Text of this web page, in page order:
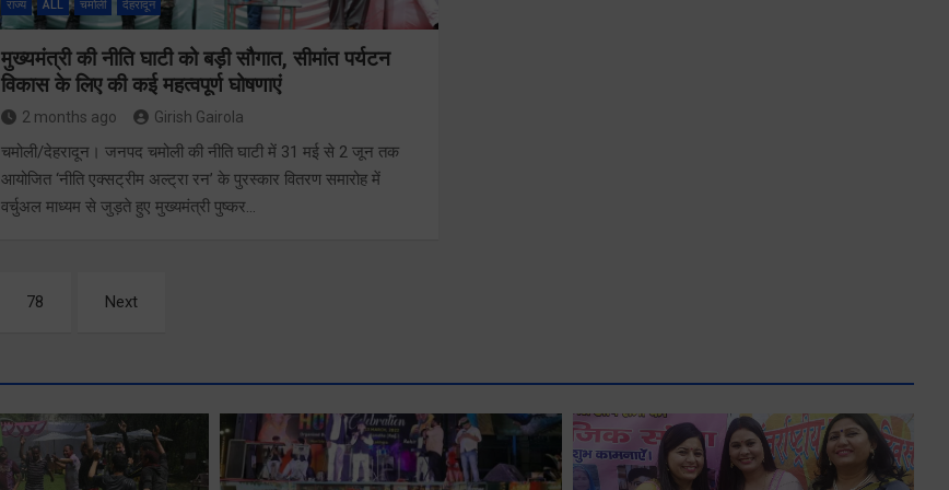
राज्य ALL चमोली देहरादून
मुख्यमंत्री की नीति घाटी को बड़ी सौगात, सीमांत पर्यटन
विकास के लिए की कई महत्वपूर्ण घोषणाएं
2 months ago Girish Gairola
चमोली/देहरादून। जनपद चमोली की नीति घाटी में 31 मई से 2 जून तक
आयोजित ‘नीति एक्सट्रीम अल्ट्रा रन’ के पुरस्कार वितरण समारोह में
वर्चुअल माध्यम से जुड़ते हुए मुख्यमंत्री पुष्कर…
78 Next